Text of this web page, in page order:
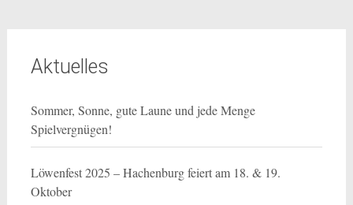
Aktuelles
Sommer, Sonne, gute Laune und jede Menge
Spielvergnügen!
Löwenfest 2025 – Hachenburg feiert am 18. & 19.
Oktober